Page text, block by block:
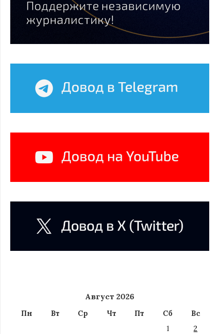
Август 2026
Пн Вт Ср Чт Пт Сб
Вс
1
2